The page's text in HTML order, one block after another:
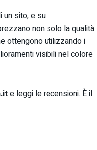
un sito, e su
non solo la qualità
ottengono utilizzando i
visibili nel colore
e leggi le recensioni. È il